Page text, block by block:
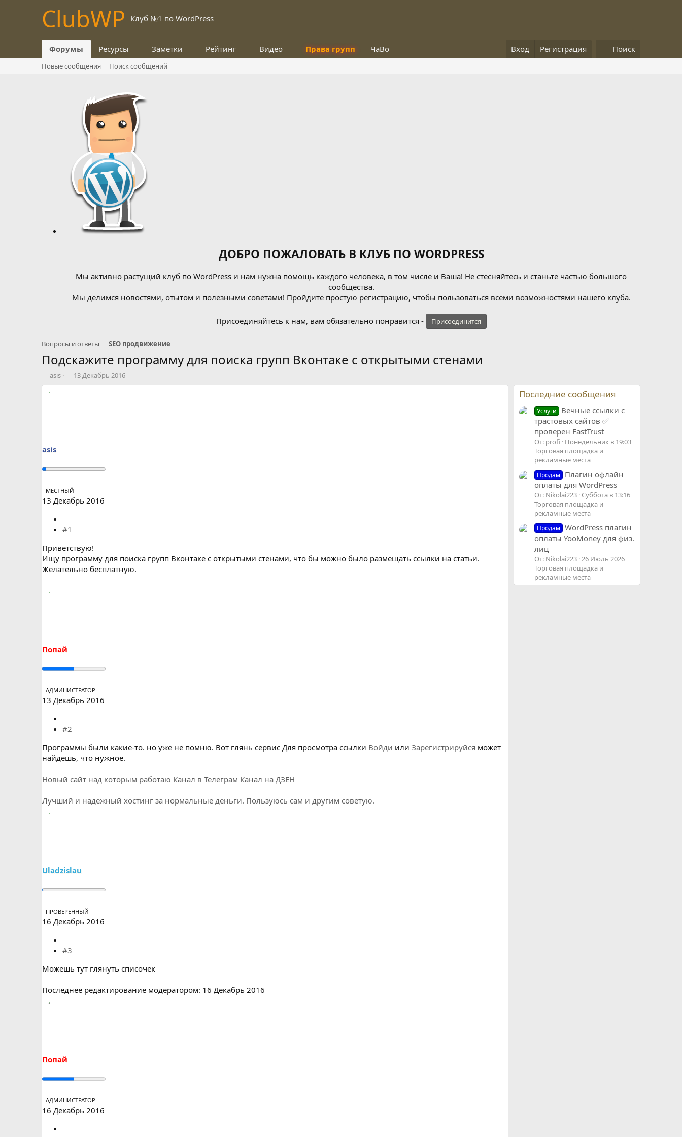
ClubWP Клуб №1 по WordPress
Форумы Ресурсы Заметки Рейтинг Видео Права групп ЧаВо Вход Регистрация Поиск
Новые сообщения Поиск сообщений
ДОБРО ПОЖАЛОВАТЬ В КЛУБ ПО WORDPRESS
Мы активно растущий клуб по WordPress и нам нужна помощь каждого человека, в том числе и Ваша! Не стесняйтесь и станьте частью большого
сообщества.
Мы делимся новостями, отытом и полезными советами! Пройдите простую регистрацию, чтобы пользоваться всеми возможностями нашего клуба.
Присоединяйтесь к нам, вам обязательно понравится - Присоединится
Вопросы и ответы SEO продвижение
Подскажите программу для поиска групп Вконтаке с открытыми стенами
А
в
т
ы
asis
Д
а
13 Декабрь 2016
asis
МЕСТНЫЙ
13 Декабрь 2016
#1
Приветствую!
Ищу программу для поиска групп Вконтаке с открытыми стенами, что бы можно было размещать ссылки на статьи.
Желательно бесплатную.
Попай
АДМИНИСТРАТОР
13 Декабрь 2016
#2
Программы были какие-то. но уже не помню. Вот глянь сервис Для просмотра ссылки Войди или Зарегистрируйся может
найдешь, что нужное.
Новый сайт над которым работаю Канал в Телеграм Канал на ДЗЕН
Лучший и надежный хостинг за нормальные деньги. Пользуюсь сам и другим советую.
Uladzislau
ПРОВЕРЕННЫЙ
16 Декабрь 2016
#3
Можешь тут глянуть списочек
Последнее редактирование модератором: 16 Декабрь 2016
Попай
АДМИНИСТРАТОР
16 Декабрь 2016
Последние сообщения
Услуги
Вечные ссылки с
трастовых сайтов ✅
проверен FastTrust
От: profi
Понедельник в 19:03
Торговая площадка и
рекламные места
Продам
Плагин офлайн
оплаты для WordPress
От: Nikolai223 Суббота в 13:16
Торговая площадка и
рекламные места
Продам
WordPress плагин
оплаты YooMoney для физ.
лиц
От: Nikolai223 26 Июль 2026
Торговая площадка и
рекламные места